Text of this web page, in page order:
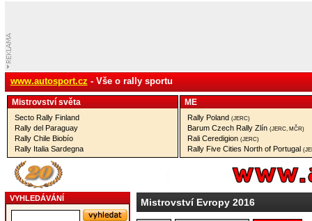
www.autosport.cz - Vše o rally sportu
Mistrovství­ světa
Secto Rally Finland
Rally del Paraguay
Rally Chile Biobío
Rally Italia Sardegna
ME
Rally Poland (JERC)
Barum Czech Rally Zlín (JERC, MČR)
Rali Ceredigion (JERC)
Rally Five Cities North of Portugal
VYHLEDÁVÁNÍ Mistrovství Evropy 2016